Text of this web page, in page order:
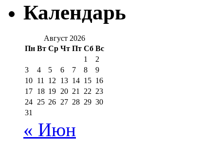
Календарь
Август 2026
Пн Вт Ср Чт Пт Сб Вс
1
2
3
4 5 6 7 8
9
10 11 12 13 14 15 16
17 18 19 20 21 22 23
24 25 26 27 28 29 30
31
« Июн